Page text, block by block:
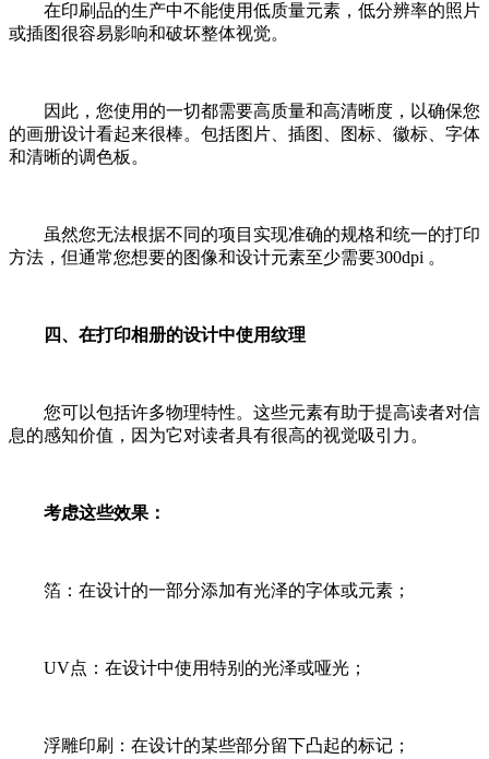
在印刷品的生产中不能使用低质量元素，低分辨率的照片
或插图很容易影响和破坏整体视觉。
因此，您使用的一切都需要高质量和高清晰度，以确保您
的画册设计看起来很棒。包括图片、插图、图标、徽标、字体
和清晰的调色板。
虽然您无法根据不同的项目实现准确的规格和统一的打印
方法，但通常您想要的图像和设计元素至少需要300dpi 。
四、在打印相册的设计中使用纹理
您可以包括许多物理特性。这些元素有助于提高读者对信
息的感知价值，因为它对读者具有很高的视觉吸引力。
考虑这些效果 ：
箔：在设计的一部分添加有光泽的字体或元素；
UV点：在设计中使用特别的光泽或哑光；
浮雕印刷：在设计的某些部分留下凸起的标记；